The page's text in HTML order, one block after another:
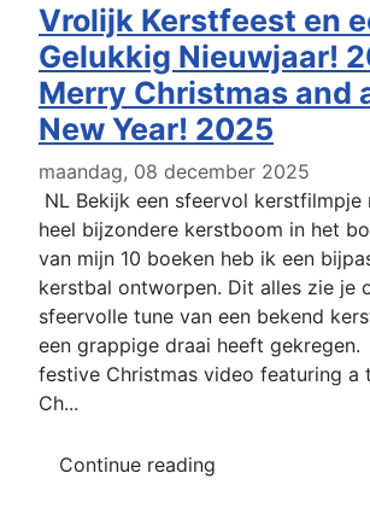
Vrolijk Kerstfeest en
Gelukkig Nieuwjaar!
Merry Christmas and
New Year! 2025
maandag, 08 december 2025
NL Bekijk een sfeervol kerstfilmpje
heel bijzondere kerstboom in het
van mijn 10 boeken heb ik een
kerstbal ontworpen. Dit alles zie je
sfeervolle tune van een bekend
een grappige draai heeft gekregen.
festive Christmas video featuring a
Ch...
Continue reading